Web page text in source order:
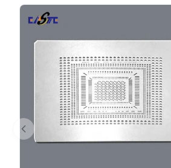
ズを提供します。
Nov 28.2025
The mesh made by this company is
good. We will customize from this